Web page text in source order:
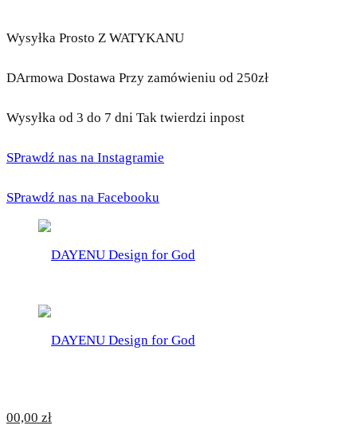
Wysyłka Prosto Z WATYKANU
DArmowa Dostawa Przy zamówieniu od 250zł
Wysyłka od 3 do 7 dni Tak twierdzi inpost
SPrawdź nas na Instagramie
SPrawdź nas na Facebooku
DAYENU
00,00 zł